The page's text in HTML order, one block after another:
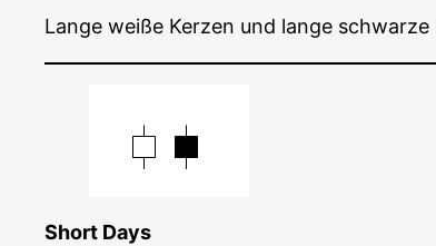
Lan­ge wei­ße Ker­zen und lan­ge
Short Days